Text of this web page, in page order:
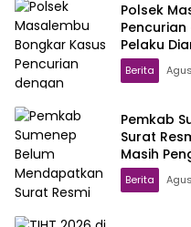
Polsek
Pelaku
Berita
Pemkab
Surat
Masih
Berita